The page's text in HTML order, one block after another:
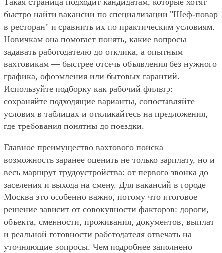
быстро найти вакансии по специализации "Шеф-повар
в ресторан" и сравнить их по практическим условиям.
Новичкам она помогает понять, какие вопросы
задавать работодателю до отклика, а опытным
вахтовикам — быстрее отсечь объявления без нужного
графика, оформления или бытовых гарантий.
Используйте подборку как рабочий фильтр:
сохраняйте подходящие варианты, сопоставляйте
условия в таблицах и откликайтесь на предложения,
где требования понятны до поездки.
Главное преимущество вахтового поиска —
возможность заранее оценить не только зарплату, но и
весь маршрут трудоустройства: от первого звонка до
заселения и выхода на смену. Для вакансий в городе
Москва это особенно важно, потому что итоговое
решение зависит от совокупности факторов: дороги,
объекта, сменности, проживания, документов, выплат
и реальной готовности работодателя отвечать на
уточняющие вопросы. Чем подробнее заполнено